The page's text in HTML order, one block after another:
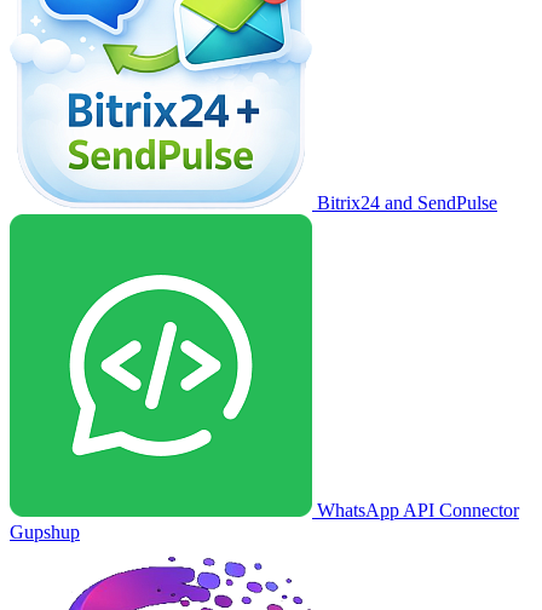
Bitrix24 and SendPulse
WhatsApp API Connector
Gupshup